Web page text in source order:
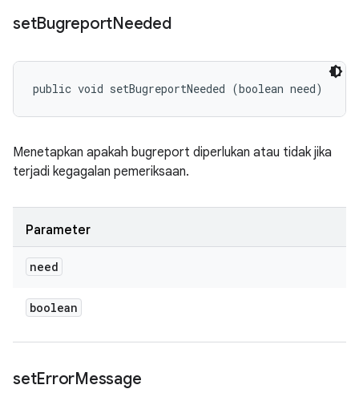
setBugreportNeeded
public void setBugreportNeeded (boolean need)
Menetapkan apakah bugreport diperlukan atau tidak jika
terjadi kegagalan pemeriksaan.
Parameter
need
boolean
setErrorMessage